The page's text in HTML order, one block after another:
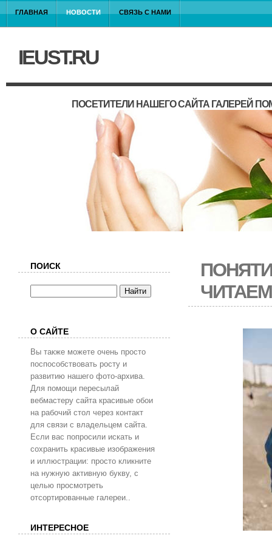
ГЛАВНАЯ НОВОСТИ СВЯЗЬ С НАМИ
IEUST.RU
ПОСЕТИТЕЛИ НАШЕГО САЙТА ГАЛЕРЕЙ
ПОИСК
О САЙТЕ
Вы также можете очень просто
поспособствовать росту и
развитию нашего фото-архива.
Для помощи пересылай
вебмастеру сайта красивые обои
на рабочий стол через контакт
для связи с владельцем сайта.
Если вас попросили искать и
сохранить красивые изображения
и иллюстрации: просто кликните
на нужную активную букву, с
целью просмотреть
отсортированные галереи..
ИНТЕРЕСНОЕ